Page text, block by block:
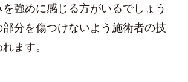
を強めに感じる方がいるでしょう
部分を傷つけないよう施術者の技
ます。